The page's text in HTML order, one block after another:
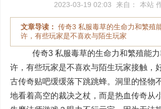
2023-03-19 02:03 来自： 本站
文章导读： 传奇3 私服毒草的生命力和繁殖
许，有些玩家是不喜欢与陌生玩家
传奇3 私服毒草的生命力和繁殖能
许，有些玩家是不喜欢与陌生玩家接触，
古传奇贴吧缓缓落下跳跳蜂。洞里的怪物
地看着高空的裁决之杖，而是热血传奇从